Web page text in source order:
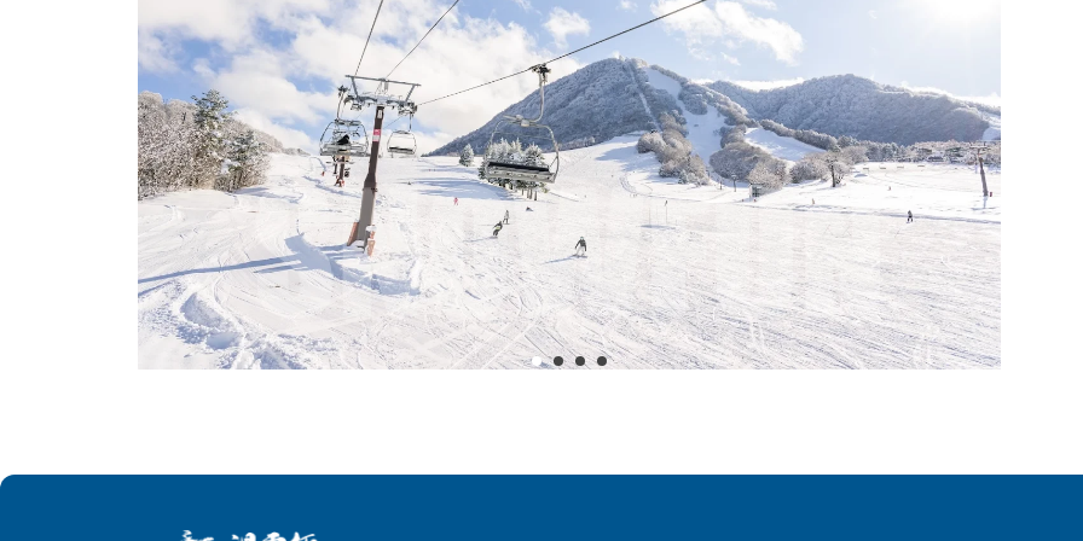
不僅是學習與挑戰的場域，更是冬季度假的理想目的地。